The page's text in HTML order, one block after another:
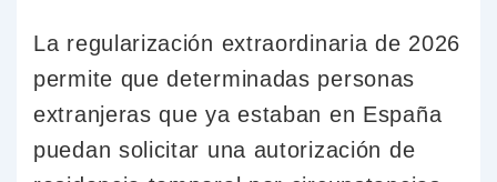
La regularización extraordinaria de 2026
permite que determinadas personas
extranjeras que ya estaban en España
puedan solicitar una autorización de